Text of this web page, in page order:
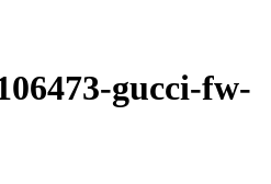
gucci-fw-